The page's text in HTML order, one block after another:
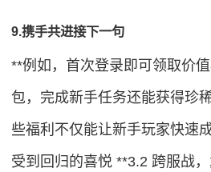
9.携手共进接下一句
**例如，首次登录即可领取价
包，完成新手任务还能获得珍
些福利不仅能让新手玩家快速
受到回归的喜悦 **3.2 跨服战